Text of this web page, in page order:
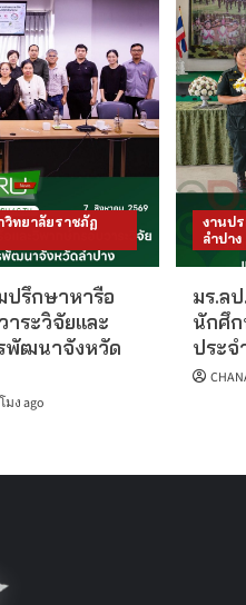
ทยาลัยราชภัฏ
ปรึกษาหารือ
ระวิจัยและ
พัฒนาจังหวัด
มง ago
งานป
ลำปาง
มร.ล
นักศึก
ประจ